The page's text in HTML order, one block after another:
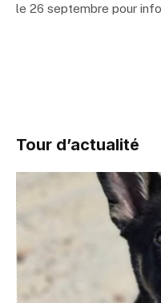
le 26 septembre pour
Tour d’actualité